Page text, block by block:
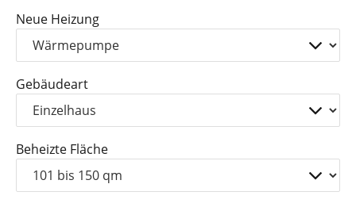
Neue Heizung
Gebäudeart
Beheizte Fläche